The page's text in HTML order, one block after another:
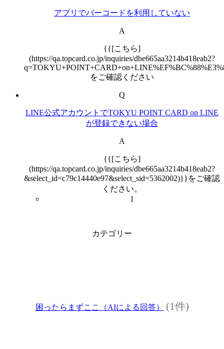
アプリでバーコードを利用していない
A
{{[こちら]
(https://qa.topcard.co.jp/inquiries/dbe665aa3214b418eab2?
をご確認ください
Q
LINE公式アカウントでTOKYU POINT CARD on LINE
が登録できない場合
A
{{[こちら]
(https://qa.topcard.co.jp/inquiries/dbe665aa3214b418eab2?
&select_id=c79c14440e97&select_sid=5362002)}}をご確認
ください。
1
カテゴリー
困ったらまずここ（AIによる回答） (1件)